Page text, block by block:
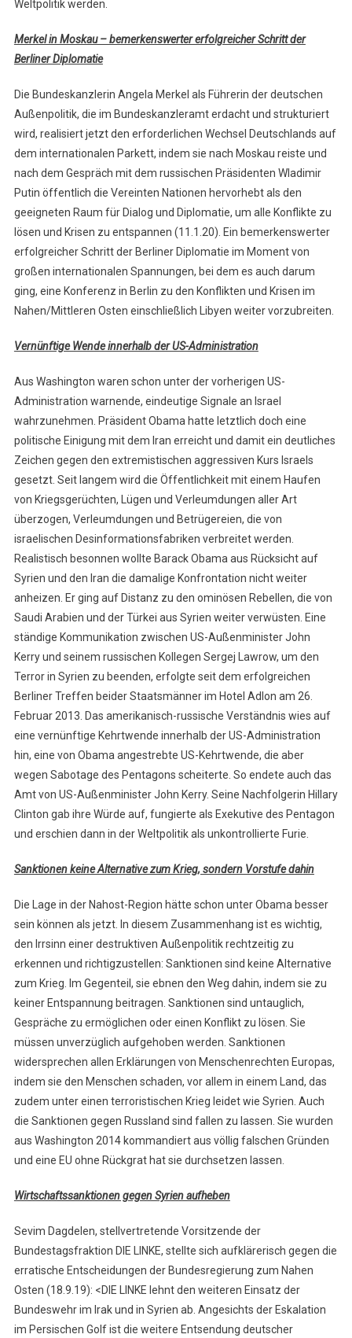
Weltpolitik werden.
Merkel in Moskau – bemerkenswerter erfolgreicher Schritt der
Berliner Diplomatie
Die Bundeskanzlerin Angela Merkel als Führerin der deutschen
Außenpolitik, die im Bundeskanzleramt erdacht und strukturiert
wird, realisiert jetzt den erforderlichen Wechsel Deutschlands auf
dem internationalen Parkett, indem sie nach Moskau reiste und
nach dem Gespräch mit dem russischen Präsidenten Wladimir
Putin öffentlich die Vereinten Nationen hervorhebt als den
geeigneten Raum für Dialog und Diplomatie, um alle Konflikte zu
lösen und Krisen zu entspannen (11.1.20). Ein bemerkenswerter
erfolgreicher Schritt der Berliner Diplomatie im Moment von
großen internationalen Spannungen, bei dem es auch darum
ging, eine Konferenz in Berlin zu den Konflikten und Krisen im
Nahen/Mittleren Osten einschließlich Libyen weiter vorzubreiten.
Vernünftige Wende innerhalb der US-Administration
Aus Washington waren schon unter der vorherigen US-
Administration warnende, eindeutige Signale an Israel
wahrzunehmen. Präsident Obama hatte letztlich doch eine
politische Einigung mit dem Iran erreicht und damit ein deutliches
Zeichen gegen den extremistischen aggressiven Kurs Israels
gesetzt. Seit langem wird die Öffentlichkeit mit einem Haufen
von Kriegsgerüchten, Lügen und Verleumdungen aller Art
überzogen, Verleumdungen und Betrügereien, die von
israelischen Desinformationsfabriken verbreitet werden.
Realistisch besonnen wollte Barack Obama aus Rücksicht auf
Syrien und den Iran die damalige Konfrontation nicht weiter
anheizen. Er ging auf Distanz zu den ominösen Rebellen, die von
Saudi Arabien und der Türkei aus Syrien weiter verwüsten. Eine
ständige Kommunikation zwischen US-Außenminister John
Kerry und seinem russischen Kollegen Sergej Lawrow, um den
Terror in Syrien zu beenden, erfolgte seit dem erfolgreichen
Berliner Treffen beider Staatsmänner im Hotel Adlon am 26.
Februar 2013. Das amerikanisch-russische Verständnis wies auf
eine vernünftige Kehrtwende innerhalb der US-Administration
hin, eine von Obama angestrebte US-Kehrtwende, die aber
wegen Sabotage des Pentagons scheiterte. So endete auch das
Amt von US-Außenminister John Kerry. Seine Nachfolgerin Hillary
Clinton gab ihre Würde auf, fungierte als Exekutive des Pentagon
und erschien dann in der Weltpolitik als unkontrollierte Furie.
Sanktionen keine Alternative zum Krieg, sondern Vorstufe dahin
Die Lage in der Nahost-Region hätte schon unter Obama besser
sein können als jetzt. In diesem Zusammenhang ist es wichtig,
den Irrsinn einer destruktiven Außenpolitik rechtzeitig zu
erkennen und richtigzustellen: Sanktionen sind keine Alternative
zum Krieg. Im Gegenteil, sie ebnen den Weg dahin, indem sie zu
keiner Entspannung beitragen. Sanktionen sind untauglich,
Gespräche zu ermöglichen oder einen Konflikt zu lösen. Sie
müssen unverzüglich aufgehoben werden. Sanktionen
widersprechen allen Erklärungen von Menschenrechten Europas,
indem sie den Menschen schaden, vor allem in einem Land, das
zudem unter einen terroristischen Krieg leidet wie Syrien. Auch
die Sanktionen gegen Russland sind fallen zu lassen. Sie wurden
aus Washington 2014 kommandiert aus völlig falschen Gründen
und eine EU ohne Rückgrat hat sie durchsetzen lassen.
Wirtschaftssanktionen gegen Syrien aufheben
Sevim Dagdelen, stellvertretende Vorsitzende der
Bundestagsfraktion DIE LINKE, stellte sich aufklärerisch gegen die
erratische Entscheidungen der Bundesregierung zum Nahen
Osten (18.9.19): <DIE LINKE lehnt den weiteren Einsatz der
Bundeswehr im Irak und in Syrien ab. Angesichts der Eskalation
im Persischen Golf ist die weitere Entsendung deutscher